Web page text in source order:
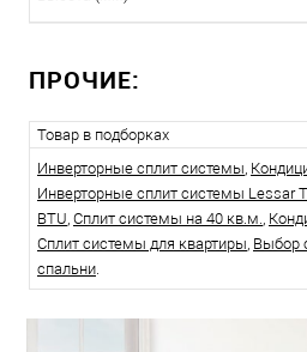
ПРОЧИЕ:
Товар в подборках
Инверторные сплит системы,
Инверторные сплит системы Lessar
BTU, Сплит системы на 40 кв.м.,
Сплит системы для квартиры, Выбор
спальни.